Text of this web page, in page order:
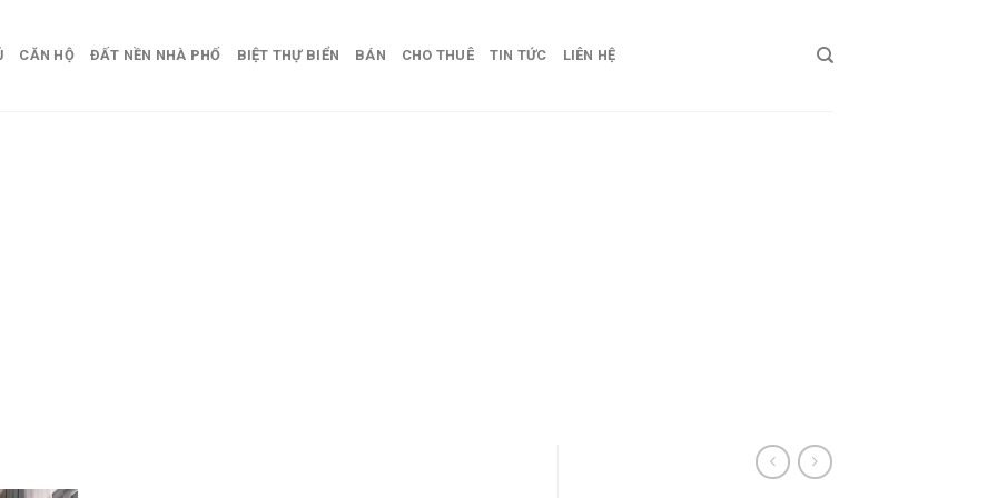
CĂN HỘ ĐẤT NỀN NHÀ PHỐ BIỆT THỰ BIỂN BÁN CHO THUÊ TIN TỨC LIÊN HỆ